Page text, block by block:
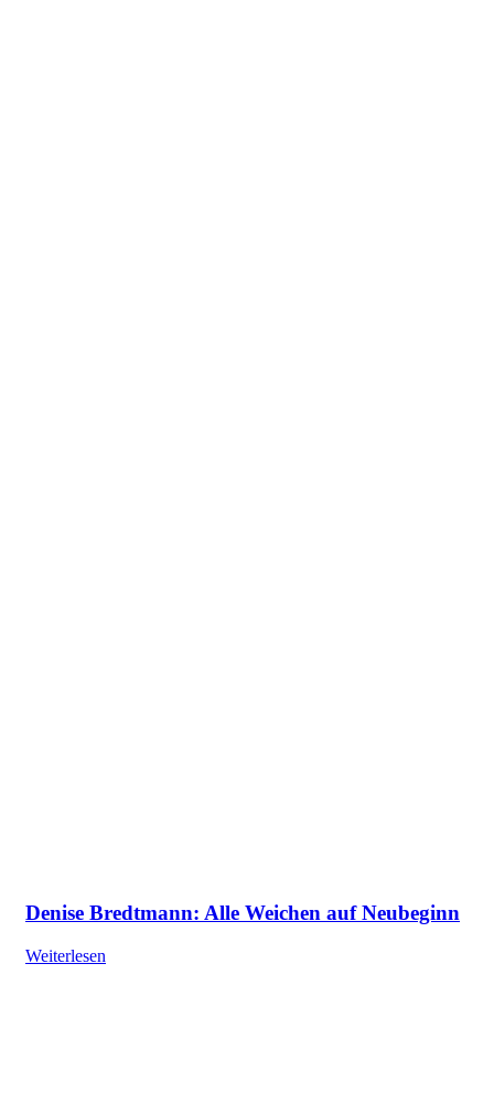
Denise Bredtmann: Alle Weichen auf Neubeginn
Weiterlesen